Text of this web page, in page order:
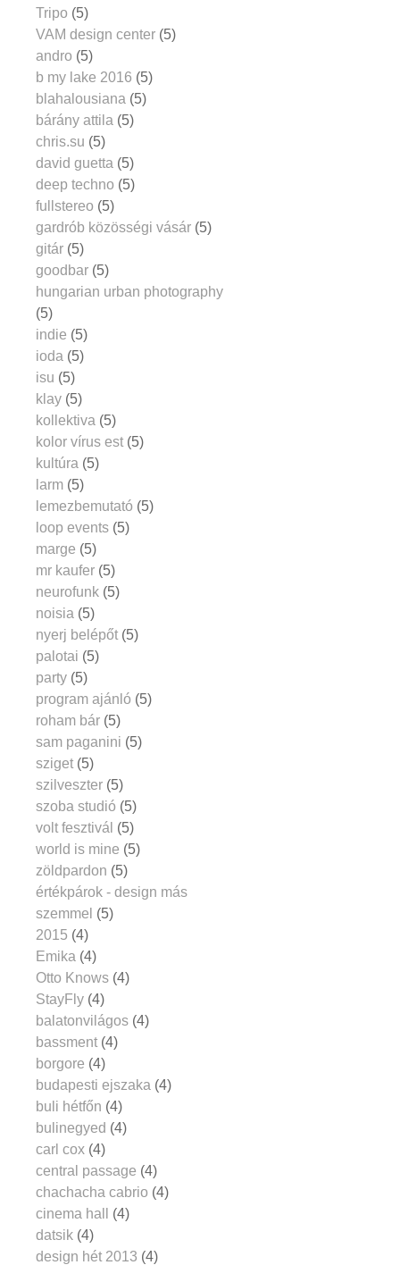
Tripo (5)
VAM design center (5)
andro (5)
b my lake 2016 (5)
blahalousiana (5)
bárány attila (5)
chris.su (5)
david guetta (5)
deep techno (5)
fullstereo (5)
gardrób közösségi vásár (5)
gitár (5)
goodbar (5)
hungarian urban photography
(5)
indie (5)
ioda (5)
isu (5)
klay (5)
kollektiva (5)
kolor vírus est (5)
kultúra (5)
larm (5)
lemezbemutató (5)
loop events (5)
marge (5)
mr kaufer (5)
neurofunk (5)
noisia (5)
nyerj belépőt (5)
palotai (5)
party (5)
program ajánló (5)
roham bár (5)
sam paganini (5)
sziget (5)
szilveszter (5)
szoba studió (5)
volt fesztivál (5)
world is mine (5)
zöldpardon (5)
értékpárok - design más
szemmel (5)
2015 (4)
Emika (4)
Otto Knows (4)
StayFly (4)
balatonvilágos (4)
bassment (4)
borgore (4)
budapesti ejszaka (4)
buli hétfőn (4)
bulinegyed (4)
carl cox (4)
central passage (4)
chachacha cabrio (4)
cinema hall
(4)
datsik (4)
design hét 2013 (4)